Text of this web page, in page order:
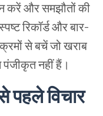
करें और समझौतों की
रिकॉर्ड और बार-
से बचें जो खराब
नहीं हैं।
पहले विचार